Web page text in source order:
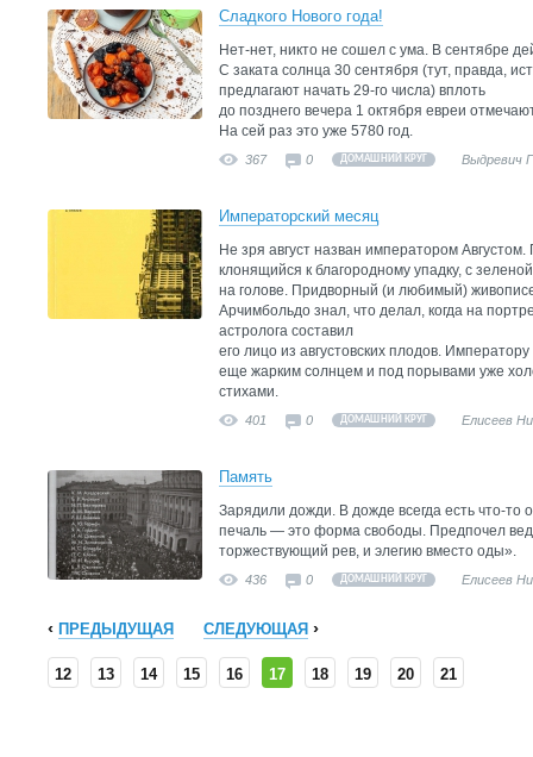
Сладкого Нового года!
Нет-нет, никто не сошел с ума. В сентябре
С заката солнца 30 сентября (тут, правда,
предлагают начать 29-го числа) вплоть
до позднего вечера 1 октября евреи
На сей раз это уже 5780 год.
367 0 ДОМАШНИЙ КРУГ Выдревич
Императорский месяц
Не зря август назван императором
клонящийся к благородному упадку, с
на голове. Придворный (и любимый)
Арчимбольдо знал, что делал, когда на
астролога составил
его лицо из августовских плодов.
еще жарким солнцем и под порывами уже
стихами.
401 0 ДОМАШНИЙ КРУГ Елисеев
Память
Зарядили дожди. В дожде всегда есть что-
печаль — это форма свободы. Предпочел
торжествующий рев, и элегию вместо оды».
436 0 ДОМАШНИЙ КРУГ Елисеев
ПРЕДЫДУЩАЯ СЛЕДУЮЩАЯ
12 13 14 15 16 17 18 19 20 21